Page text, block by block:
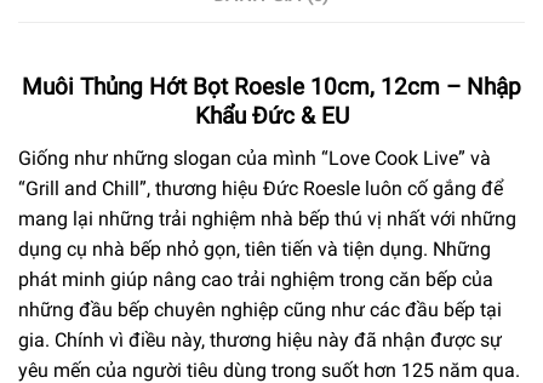
Muôi Thủng Hớt Bọt Roesle 10cm, 12cm – Nhập
Khẩu Đức & EU
Giống như những slogan của mình “Love Cook Live” và
“Grill and Chill”, thương hiệu Đức Roesle luôn cố gắng để
mang lại những trải nghiệm nhà bếp thú vị nhất với những
dụng cụ nhà bếp nhỏ gọn, tiên tiến và tiện dụng. Những
phát minh giúp nâng cao trải nghiệm trong căn bếp của
những đầu bếp chuyên nghiệp cũng như các đầu bếp tại
gia. Chính vì điều này, thương hiệu này đã nhận được sự
yêu mến của người tiêu dùng trong suốt hơn 125 năm qua.